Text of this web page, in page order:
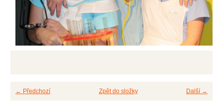
← Předchozí Další →
Zpět do složky